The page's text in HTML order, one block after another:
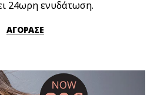
24ωρη ενυδάτωση.
ΑΓΟΡΑΣΕ